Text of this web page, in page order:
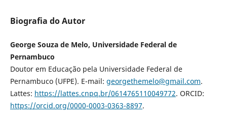
Biografia do Autor
George Souza de Melo, Universidade Federal de
Pernambuco
Doutor em Educação pela Universidade Federal de
Pernambuco (UFPE). E-mail: georgethemelo@gmail.com.
Lattes: https://lattes.cnpq.br/0614765110049772. ORCID:
https://orcid.org/0000-0003-0363-8897.